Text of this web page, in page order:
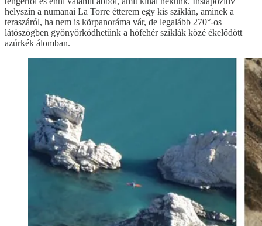
helyszín a numanai La Torre étterem egy kis sziklán, aminek a
teraszáról, ha nem is körpanoráma vár, de legalább 270°-os
látószögben gyönyörködhetünk a hófehér sziklák közé ékelődött
azúrkék álomban.